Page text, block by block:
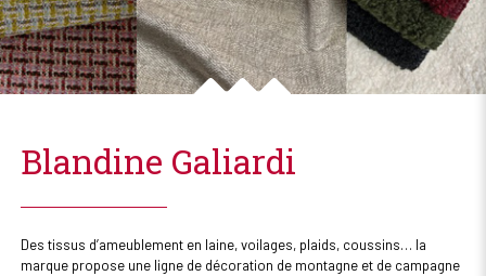
Blandine Galiardi
Des tissus d’ameublement en laine, voilages, plaids, coussins… la
marque propose une ligne de décoration de montagne et de campagne